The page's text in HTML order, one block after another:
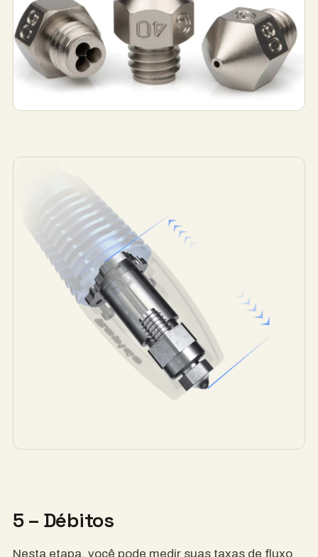
5 – Débitos
Nesta etapa, você pode medir suas taxas de fluxo